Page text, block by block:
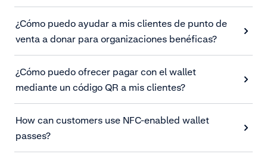
¿Cómo puedo ayudar a mis clientes de punto de
venta a donar para organizaciones benéficas?
¿Cómo puedo ofrecer pagar con el wallet
mediante un código QR a mis clientes?
How can customers use NFC-enabled wallet
passes?